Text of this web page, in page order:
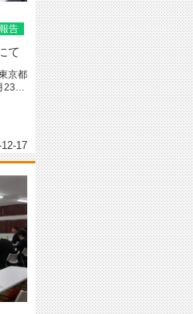
告
て
京都
23日
17